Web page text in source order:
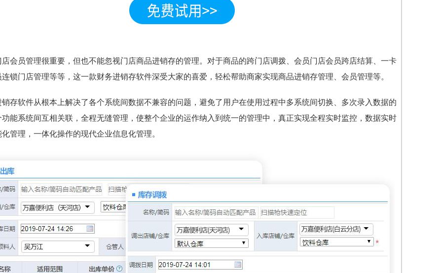
店会员管理很重要，但也不能忽视门店商品进销存的管理。对于商品的跨门店调拨、会员门店会员跨店结算、一卡
锁门店管理等等，这一款财务进销存软件深受大家的喜爱，轻松帮助商家实现商品进销存管理、会员管理等。
销存软件从根本上解决了各个系统间数据不兼容的问题，避免了用户在使用过程中多系统间切换、多次录入数据的
能系统间互相关联，全程无缝管理，使整个企业的运作纳入到统一的管理中，真正实现全程实时监控，数据实时
管理，一体化操作的现代企业信息化管理。